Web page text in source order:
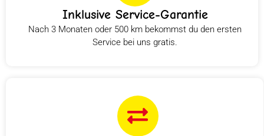
Inklusive Service-Garantie
Nach 3 Monaten oder 500 km bekommst du den ersten
Service bei uns gratis.